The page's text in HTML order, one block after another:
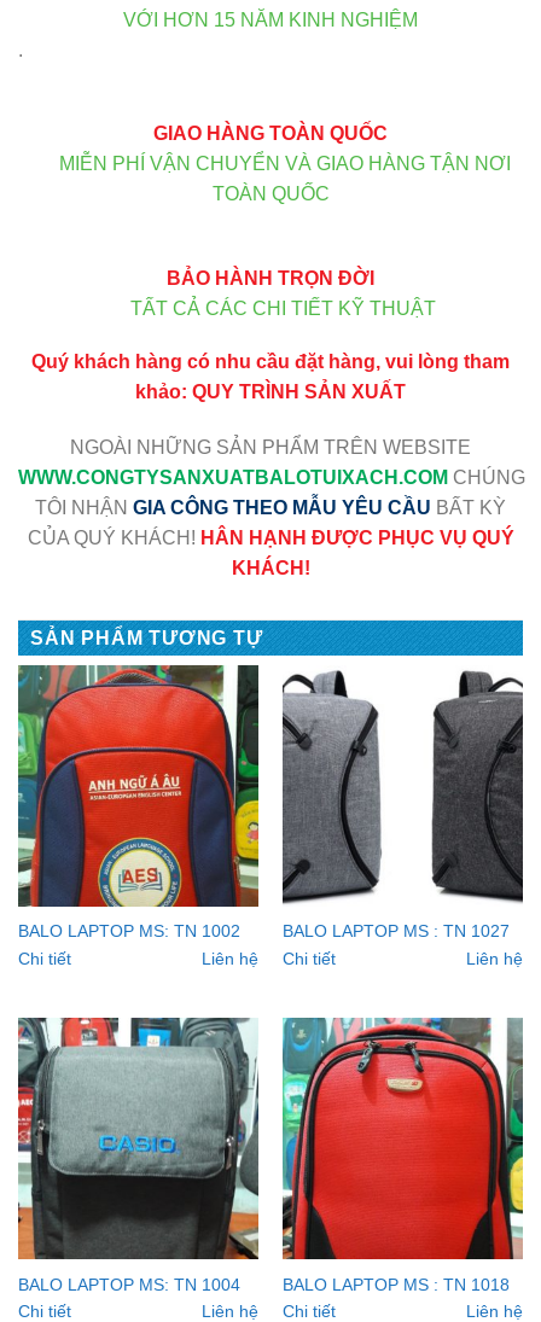
VỚI HƠN 15 NĂM KINH NGHIỆM
.
GIAO HÀNG TOÀN QUỐC
MIỄN PHÍ VẬN CHUYỂN VÀ GIAO HÀNG TẬN NƠI
TOÀN QUỐC
BẢO HÀNH TRỌN ĐỜI
TẤT CẢ CÁC CHI TIẾT KỸ THUẬT
Quý khách hàng có nhu cầu đặt hàng, vui lòng tham
khảo: QUY TRÌNH SẢN XUẤT
NGOÀI NHỮNG SẢN PHẨM TRÊN WEBSITE
WWW.CONGTYSANXUATBALOTUIXACH.COM CHÚNG
TÔI NHẬN GIA CÔNG THEO MẪU YÊU CẦU BẤT KỲ
CỦA QUÝ KHÁCH! HÂN HẠNH ĐƯỢC PHỤC VỤ QUÝ
KHÁCH!
SẢN PHẨM TƯƠNG TỰ
BALO LAPTOP MS: TN 1002
Chi tiết
Liên hệ
BALO LAPTOP MS : TN 1027
Chi tiết
Liên hệ
BALO LAPTOP MS: TN 1004
Chi tiết
Liên hệ
BALO LAPTOP MS : TN 1018
Chi tiết
Liên hệ